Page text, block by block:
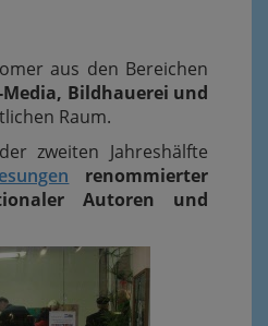
aus den Bereichen
Bildhauerei und
Raum.
zweiten Jahreshälfte
renommierter
Autoren und